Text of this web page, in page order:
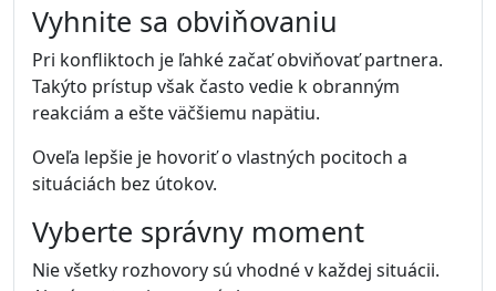
Vyhnite sa obviňovaniu
Pri konfliktoch je ľahké začať obviňovať partnera.
Takýto prístup však často vedie k obranným
reakciám a ešte väčšiemu napätiu.
Oveľa lepšie je hovoriť o vlastných pocitoch a
situáciách bez útokov.
Vyberte správny moment
Nie všetky rozhovory sú vhodné v každej situácii.